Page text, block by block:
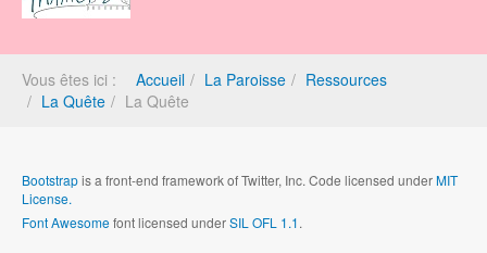
Vous êtes ici : Accueil La Paroisse
Ressources
La Quête
La Quête
Bootstrapis a front-end framework of Twitter, Inc. Code licensed underMIT
License.
Font Awesomefont licensed underSIL OFL 1.1.